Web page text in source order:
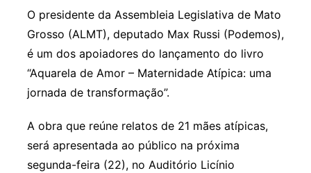
O presidente da Assembleia Legislativa de Mato
Grosso (ALMT), deputado Max Russi (Podemos),
é um dos apoiadores do lançamento do livro
“Aquarela de Amor – Maternidade Atípica: uma
jornada de transformação”.
A obra que reúne relatos de 21 mães atípicas,
será apresentada ao público na próxima
segunda-feira (22), no Auditório Licínio